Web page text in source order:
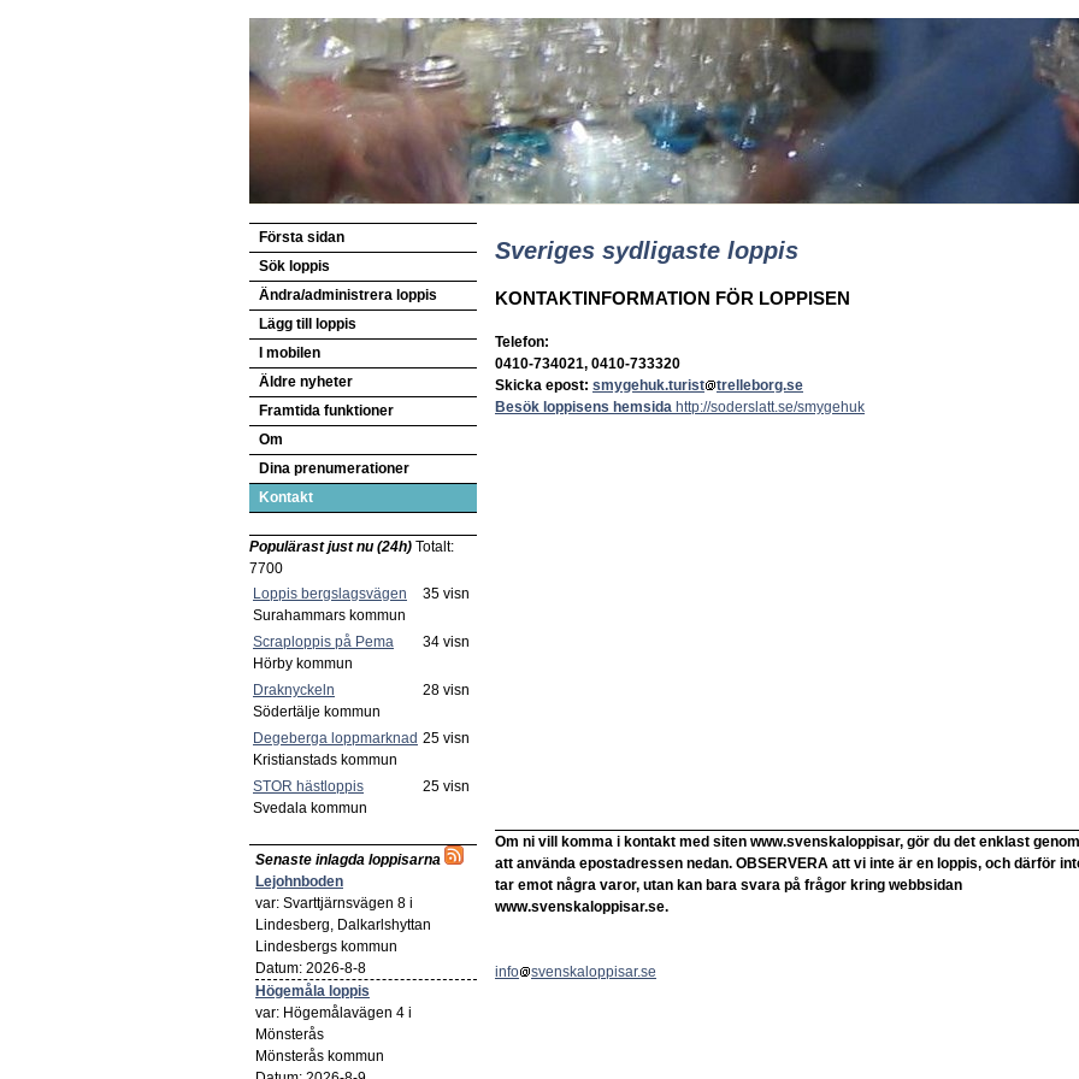
Första sidan
Sök loppis
Ändra/administrera loppis
Lägg till loppis
I mobilen
Äldre nyheter
Framtida funktioner
Om
Dina prenumerationer
Kontakt
Populärast just nu (24h) Totalt:
7700
Loppis bergslagsvägen
Surahammars kommun
35 visn
Scraploppis på Pema
Hörby kommun
34 visn
Draknyckeln
Södertälje kommun
28 visn
Degeberga loppmarknad
Kristianstads kommun
25 visn
STOR hästloppis
Svedala kommun
25 visn
Senaste inlagda loppisarna
Lejohnboden
var: Svarttjärnsvägen 8 i
Lindesberg, Dalkarlshyttan
Lindesbergs kommun
Datum: 2026-8-8
Högemåla loppis
var: Högemålavägen 4 i
Mönsterås
Mönsterås kommun
Sveriges sydligaste loppis
KONTAKTINFORMATION FÖR LOPPISEN
Telefon:
0410-734021, 0410-733320
Skicka epost: smygehuk.turist
trelleborg.se
Besök loppisens hemsida http://soderslatt.se/smygehuk
Om ni vill komma i kontakt med siten www.svenskaloppisar, gör du det enklast genom
att använda epostadressen nedan. OBSERVERA att vi inte är en loppis, och därför
tar emot några varor, utan kan bara svara på frågor kring webbsidan
www.svenskaloppisar.se.
info svenskaloppisar.se